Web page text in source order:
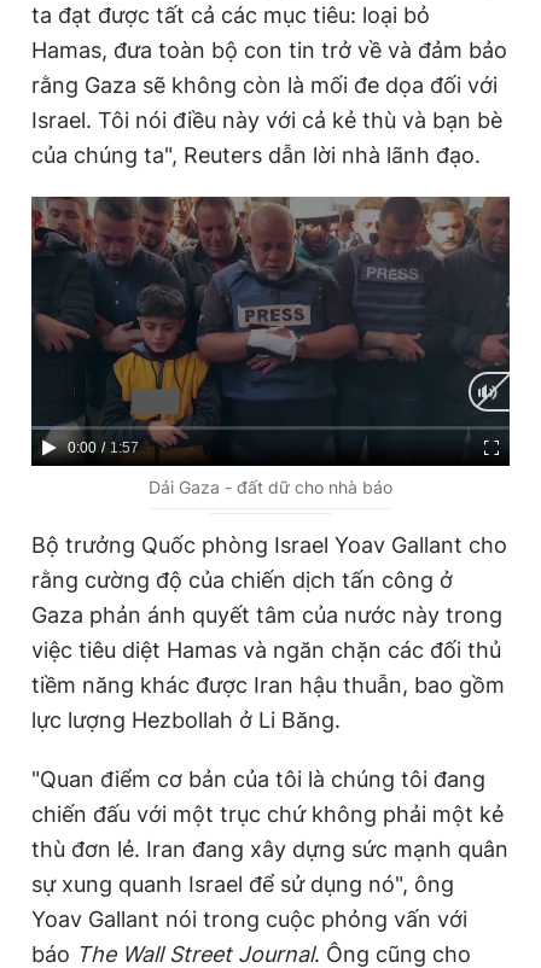
ta đạt được tất cả các mục tiêu: loại bỏ
Hamas, đưa toàn bộ con tin trở về và đảm bảo
rằng Gaza sẽ không còn là mối đe dọa đối với
Israel. Tôi nói điều này với cả kẻ thù và bạn bè
của chúng ta", Reuters dẫn lời nhà lãnh đạo.
C
r
e
n
m
e
0:00 / D
a
t
i
1:57
Dải Gaza - đất dữ cho nhà báo
Bộ trưởng Quốc phòng Israel Yoav Gallant cho
rằng cường độ của chiến dịch tấn công ở
Gaza phản ánh quyết tâm của nước này trong
việc tiêu diệt Hamas và ngăn chặn các đối thủ
tiềm năng khác được Iran hậu thuẫn, bao gồm
lực lượng Hezbollah ở Li Băng.
"Quan điểm cơ bản của tôi là chúng tôi đang
chiến đấu với một trục chứ không phải một kẻ
thù đơn lẻ. Iran đang xây dựng sức mạnh quân
sự xung quanh Israel để sử dụng nó", ông
Yoav Gallant nói trong cuộc phỏng vấn với
báo The Wall Street Journal. Ông cũng cho